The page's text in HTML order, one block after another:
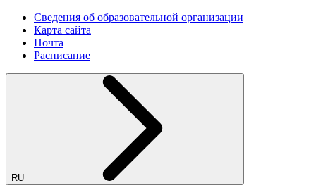
Сведения об образовательной организации
Карта сайта
Почта
Расписание
RU